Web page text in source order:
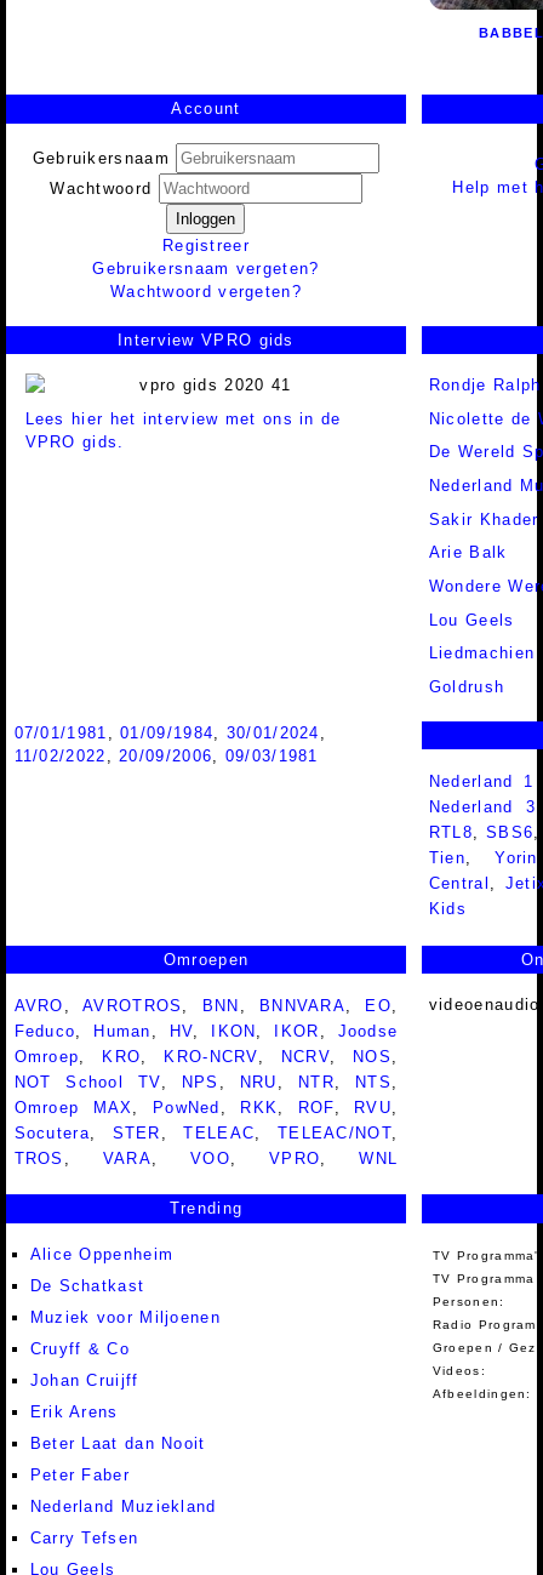
Account
Gebruikersnaam
Wachtwoord
Inloggen
Registreer
Gebruikersnaam vergeten?
Wachtwoord vergeten?
Help met
Interview VPRO gids
Lees hier het interview met ons in de
VPRO gids.
Rondje Ralph
Nicolette de
De Wereld
Nederland
Sakir Khader
Arie Balk
Wondere
Lou Geels
Liedmachien
Goldrush
07/01/1981 ,01/09/1984 30/01/2024
11/02/2022
20/09/2006
09/03/1981
Nederland
Nederland
RTL8,SBS6
Tien,Yorin
Central ,
Kids
Omroepen
AVRO ,AVROTROS BNN BNNVARA EO
Feduco
Human HV IKON IKOR
Joodse
Omroep
KRO KRO-NCRV NCRV NOS
NOT School TV
NPS NRU NTR NTS
Omroep MAX
PowNed RKK ROF RVU
Socutera
STER ,TELEAC TELEAC/NOT
TROS
VARA ,VOO ,VPRO ,WNL
Trending
Alice Oppenheim
De Schatkast
Muziek voor Miljoenen
Cruyff & Co
Johan Cruijff
Erik Arens
Beter Laat dan Nooit
Peter Faber
Nederland Muziekland
Carry Tefsen
Lou Geels
TV
TV Programma
Personen:
Radio
Groepen /
Videos:
Afbeeldingen: